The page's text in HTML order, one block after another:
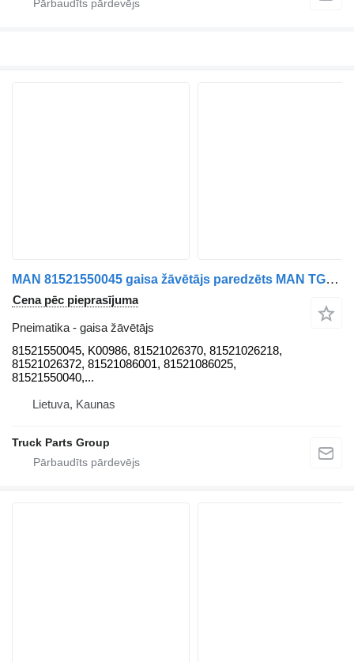
MAN 81521550045 gaisa žāvētājs paredzēts MAN TGX / TGS EURO6 vilcēja
Cena pēc pieprasījuma
Pneimatika - gaisa žāvētājs
81521550045, K00986, 81521026370, 81521026218,
81521026372, 81521086001, 81521086025,
81521550040,...
Lietuva, Kaunas
Truck Parts Group